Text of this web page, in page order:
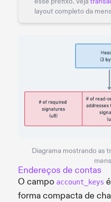
layout completo da
Diagrama mostrando as
Endereços de contas
O campo account_keys
forma compacta de